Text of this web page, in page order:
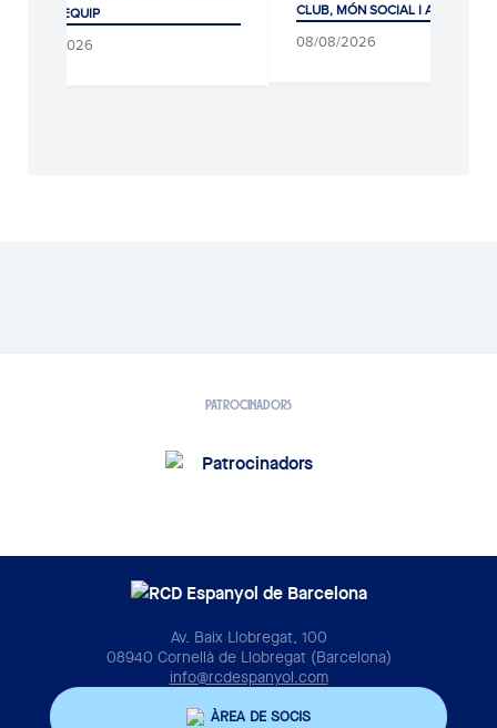
PRIMER EQUIP
08/08/2026
CLUB, MÓN SOCIAL I AFICIÓ
08/08/2026
PATROCINADORS
Av. Baix Llobregat, 100
08940 Cornellà de Llobregat (Barcelona)
info@rcdespanyol.com
ÀREA DE SOCIS